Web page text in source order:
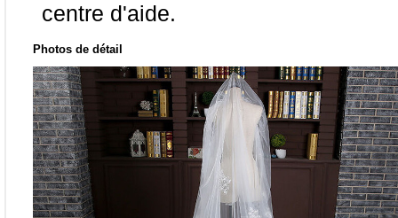
centre d'aide.
Photos de détail